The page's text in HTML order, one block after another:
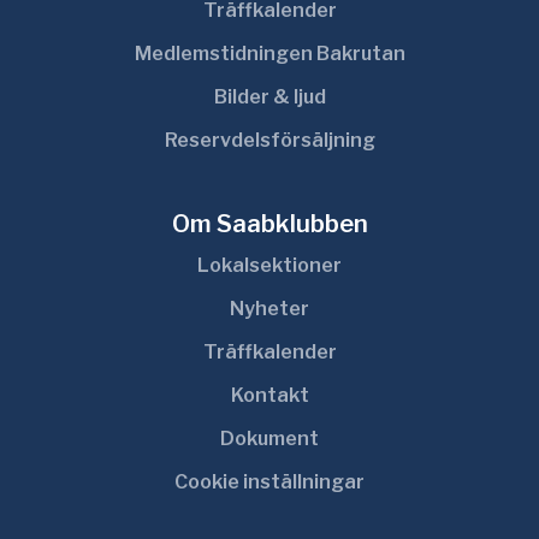
Träffkalender
Medlemstidningen Bakrutan
Bilder & ljud
Reservdelsförsäljning
Om Saabklubben
Lokalsektioner
Nyheter
Träffkalender
Kontakt
Dokument
Cookie inställningar